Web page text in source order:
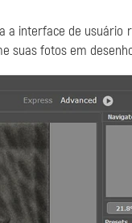
a interface de usuário
suas fotos em